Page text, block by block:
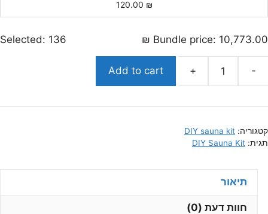
120.00 ₪
Bundle price: 10,773.00
₪
Selected: 136
-
כמות
בנה
180x160x200
+
Add to cart
קטגוריה: DIY sauna kit
תגית: DIY Sauna Kit
תיאור
חוות דעת (0)